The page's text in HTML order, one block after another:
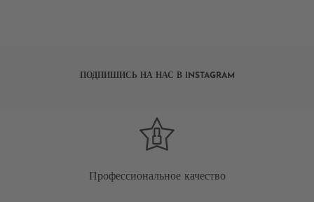
ПОДПИШИСЬ НА НАС В INSTAGRAM
Профессиональное качество